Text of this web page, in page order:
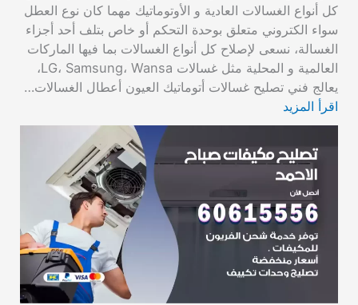
كل أنواع الغسالات العادية و الأوتوماتيك مهما كان نوع العطل
سواء الكتروني متعلق بوحدة التحكم أو خاص بتلف أحد أجزاء
الغسالة، نسعى لإصلاح كل أنواع الغسالات بما فيها الماركات
العالمية و المحلية مثل غسالات LG، Samsung، Wansa،
يعالج فني تصليح غسالات أتوماتيك العيون أعطال الغسالات…
اقرأ المزيد